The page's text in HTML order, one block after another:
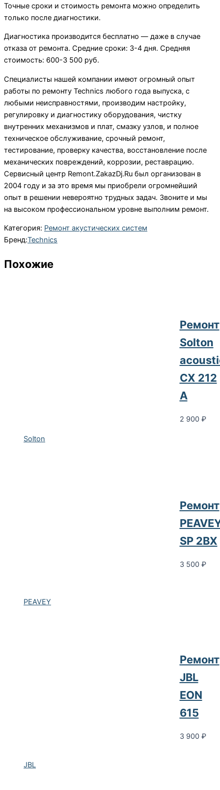
Точные сроки и стоимость ремонта можно определить
только после диагностики.
Диагностика производится бесплатно — даже в случае
отказа от ремонта. Средние сроки: 3-4 дня. Средняя
стоимость: 600-3 500 руб.
Специалисты нашей компании имеют огромный опыт
работы по ремонту Technics любого года выпуска, с
любыми неисправностями, производим настройку,
регулировку и диагностику оборудования, чистку
внутренних механизмов и плат, смазку узлов, и полное
техническое обслуживание, срочный ремонт,
тестирование, проверку качества, восстановление после
механических повреждений, коррозии, реставрацию.
Сервисный центр Remont.ZakazDj.Ru был организован в
2004 году и за это время мы приобрели огромнейший
опыт в решении невероятно трудных задач. Звоните и мы
на высоком профессиональном уровне выполним ремонт.
Категория: Ремонт акустических систем
Бренд:Technics
Похожие
Solton
Ремонт
Solton
CX 212
A
2 900 ₽
PEAVEY
Ремонт
SP 2BX
3 500 ₽
JBL
Ремонт
JBL
EON
615
3 900 ₽